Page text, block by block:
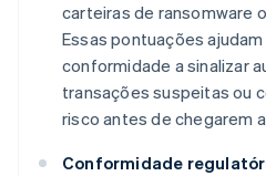
carteiras de ransomware
Essas pontuações
conformidade a sinalizar
transações suspeitas ou
risco antes de chegarem
Conformidade